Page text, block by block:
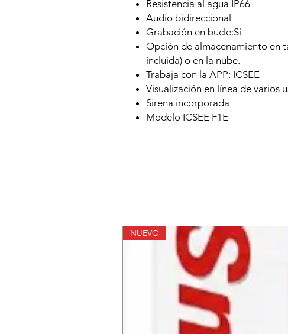
Resistencia al agua IP66
Audio bidireccional
Grabación en bucle:Sí
Opción de almacenamiento en
incluída) o en la nube.
Trabaja con la APP: ICSEE
Visualización en línea de varios
Sirena incorporada
Modelo ICSEE F1E
NUEVO